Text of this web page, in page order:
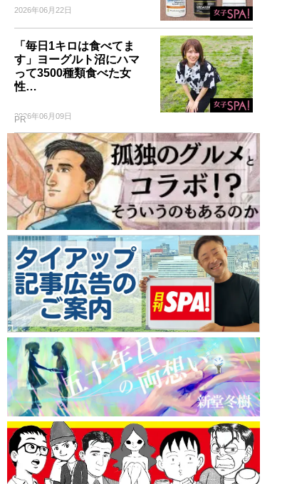
2026年06月22日
「毎日1キロは食べてま
す」ヨーグルト沼にハマ
って3500種類食べた女
性…
2026年06月09日
PR